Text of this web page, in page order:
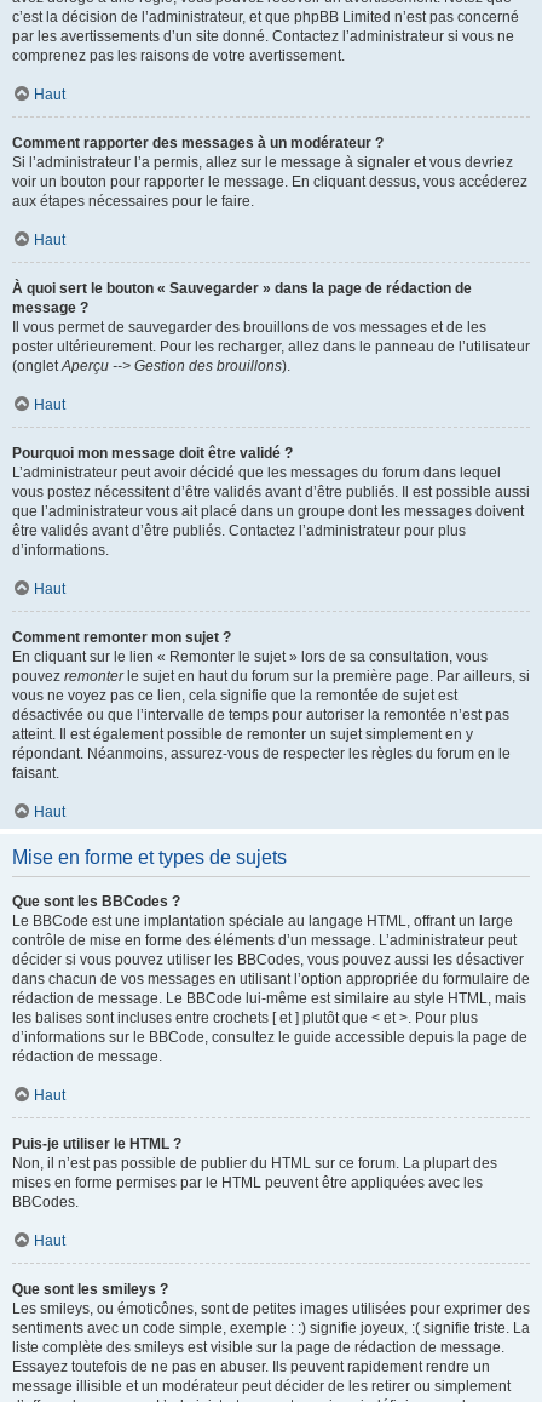
c’est la décision de l’administrateur, et que phpBB Limited n’est pas concerné
par les avertissements d’un site donné. Contactez l’administrateur si vous ne
comprenez pas les raisons de votre avertissement.
Haut
Comment rapporter des messages à un modérateur ?
Si l’administrateur l’a permis, allez sur le message à signaler et vous devriez
voir un bouton pour rapporter le message. En cliquant dessus, vous accéderez
aux étapes nécessaires pour le faire.
Haut
À quoi sert le bouton « Sauvegarder » dans la page de rédaction de
message ?
Il vous permet de sauvegarder des brouillons de vos messages et de les
poster ultérieurement. Pour les recharger, allez dans le panneau de l’utilisateur
(ongletAperçu --> Gestion des brouillons).
Haut
Pourquoi mon message doit être validé ?
L’administrateur peut avoir décidé que les messages du forum dans lequel
vous postez nécessitent d’être validés avant d’être publiés. Il est possible aussi
que l’administrateur vous ait placé dans un groupe dont les messages doivent
être validés avant d’être publiés. Contactez l’administrateur pour plus
d’informations.
Haut
Comment remonter mon sujet ?
En cliquant sur le lien « Remonter le sujet » lors de sa consultation, vous
pouvez remonterle sujet en haut du forum sur la première page. Par ailleurs, si
vous ne voyez pas ce lien, cela signifie que la remontée de sujet est
désactivée ou que l’intervalle de temps pour autoriser la remontée n’est pas
atteint. Il est également possible de remonter un sujet simplement en y
répondant. Néanmoins, assurez-vous de respecter les règles du forum en le
faisant.
Haut
Mise en forme et types de sujets
Que sont les BBCodes ?
Le BBCode est une implantation spéciale au langage HTML, offrant un large
contrôle de mise en forme des éléments d’un message. L’administrateur peut
décider si vous pouvez utiliser les BBCodes, vous pouvez aussi les désactiver
dans chacun de vos messages en utilisant l’option appropriée du formulaire de
rédaction de message. Le BBCode lui-même est similaire au style HTML, mais
les balises sont incluses entre crochets [ et ] plutôt que < et >. Pour plus
d’informations sur le BBCode, consultez le guide accessible depuis la page de
rédaction de message.
Haut
Puis-je utiliser le HTML ?
Non, il n’est pas possible de publier du HTML sur ce forum. La plupart des
mises en forme permises par le HTML peuvent être appliquées avec les
BBCodes.
Haut
Que sont les smileys ?
Les smileys, ou émoticônes, sont de petites images utilisées pour exprimer des
sentiments avec un code simple, exemple : :) signifie joyeux, :( signifie triste. La
liste complète des smileys est visible sur la page de rédaction de message.
Essayez toutefois de ne pas en abuser. Ils peuvent rapidement rendre un
message illisible et un modérateur peut décider de les retirer ou simplement